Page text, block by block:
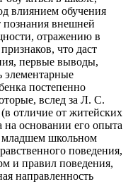
влиянием обучения
познания внешней
отражению в
что даст
первые выводы,
элементарные
постепенно
вслед за Л. С.
отличие от житейских
основании его опыта
младшем школьном
поведения,
и правил поведения,
направленность